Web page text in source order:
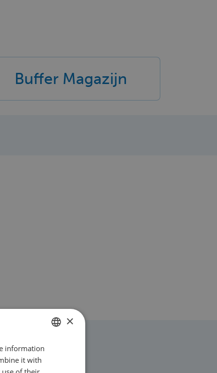
Buffer Magazijn
DUTCH
ENGLISH
×
information
it with